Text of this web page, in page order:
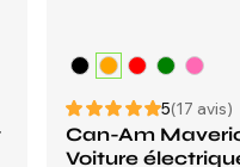
5(17 avis)
Can-Am
Voiture